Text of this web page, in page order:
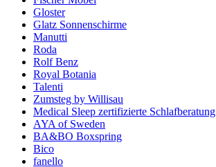
Gloster
Glatz Sonnenschirme
Manutti
Roda
Rolf Benz
Royal Botania
Talenti
Zumsteg by Willisau
Medical Sleep zertifizierte Schlafberatung
AYA of Sweden
BA&BO Boxspring
Bico
fanello